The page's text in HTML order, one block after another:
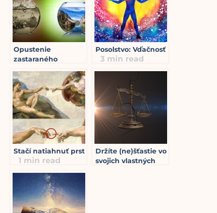
Opustenie
zastaraného
6 min read
Posolstvo: Vďačnosť
3min read
Stačí natiahnuť prst
1 min read
Držíte (ne)šťastie vo
svojich vlastných